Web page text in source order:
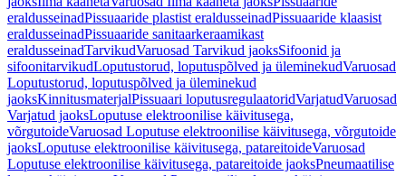
eraldusseinadPissuaaride plastist eraldusseinadPissuaaride klaasist
eraldusseinadPissuaaride sanitaarkeraamikast
eraldusseinadTarvikudVaruosad Tarvikud jaoksSifoonid ja
sifoonitarvikudLoputustorud, loputuspõlved ja üleminekudVaruosad
Loputustorud, loputuspõlved ja üleminekud
jaoksKinnitusmaterjalPissuaari loputusregulaatoridVarjatudVaruosad
Varjatud jaoksLoputuse elektroonilise käivitusega,
võrgutoideVaruosad Loputuse elektroonilise käivitusega, võrgutoide
jaoksLoputuse elektroonilise käivitusega, patareitoideVaruosad
Loputuse elektroonilise käivitusega, patareitoide jaoksPneumaatilise